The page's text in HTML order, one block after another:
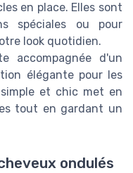
en place. Elles sont
spéciales ou pour
look quotidien.
accompagnée d'un
élégante pour les
et chic met en
tout en gardant un
ondulés